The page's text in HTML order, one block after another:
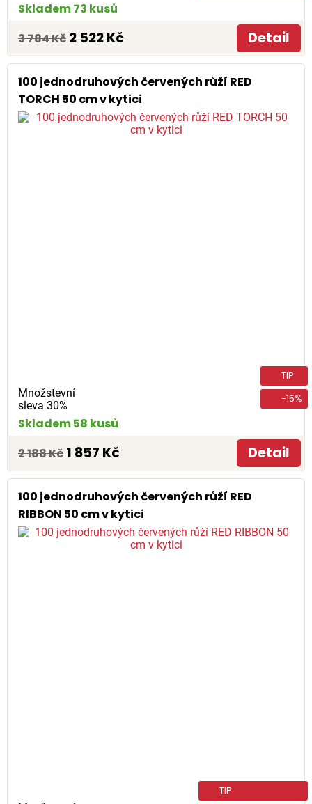
Skladem 73 kusů
3 784 Kč 2 522 Kč Detail
100 jednodruhových červených růží RED
TORCH 50 cm v kytici
Množstevní
sleva 30%
TIP
-15%
Skladem 58 kusů
2 188 Kč 1 857 Kč Detail
100 jednodruhových červených růží RED
RIBBON 50 cm v kytici
TIP